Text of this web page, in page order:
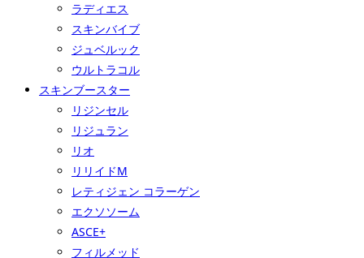
ラディエス
スキンバイブ
ジュベルック
ウルトラコル
スキンブースター
リジンセル
リジュラン
リオ
リリイドM
レティジェン コラーゲン
エクソソーム
ASCE+
フィルメッド